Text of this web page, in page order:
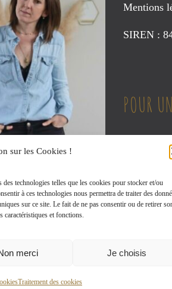
sur les Cookies !
technologies telles que les cookies pour stocker et/ou
à ces technologies nous permettra de traiter des
sur ce site. Le fait de ne pas consentir ou de retirer
caractéristiques et fonctions.
merci Je choisis
Traitement des cookies
Mentions
SIREN :
POUR
Envoyez-
ou via le